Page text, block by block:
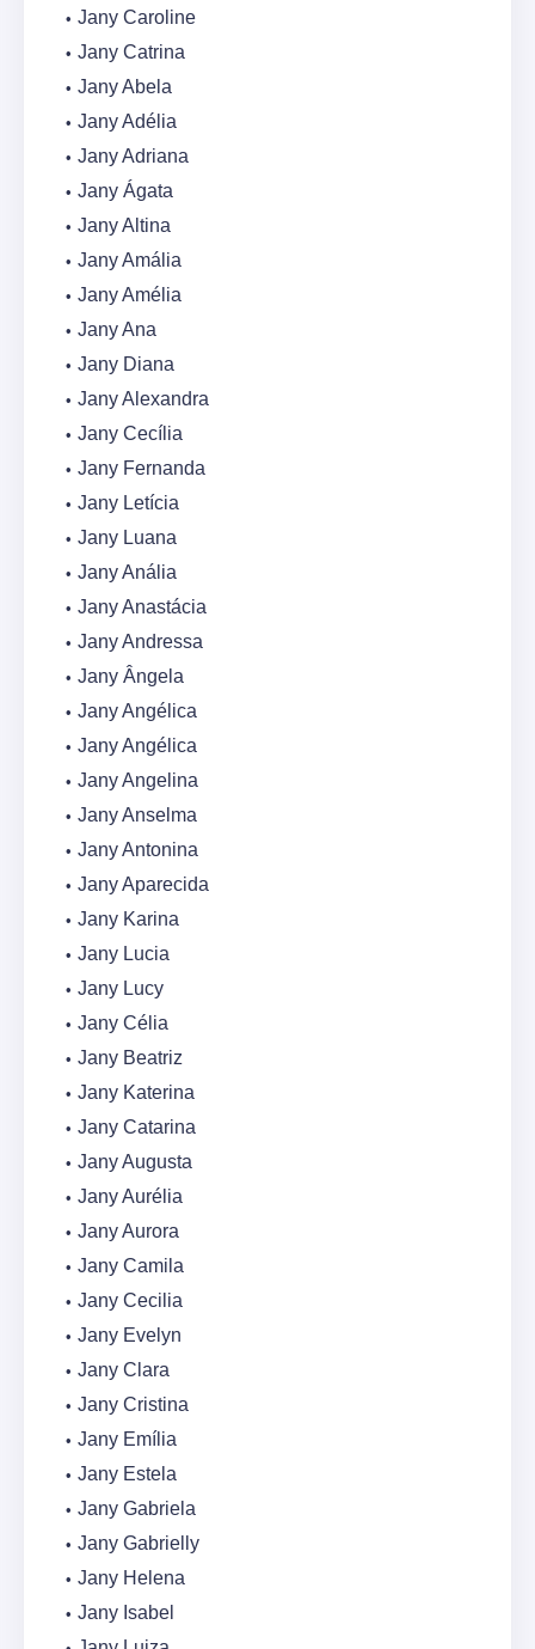
Jany Caroline
Jany Catrina
Jany Abela
Jany Adélia
Jany Adriana
Jany Ágata
Jany Altina
Jany Amália
Jany Amélia
Jany Ana
Jany Diana
Jany Alexandra
Jany Cecília
Jany Fernanda
Jany Letícia
Jany Luana
Jany Anália
Jany Anastácia
Jany Andressa
Jany Ângela
Jany Angélica
Jany Angélica
Jany Angelina
Jany Anselma
Jany Antonina
Jany Aparecida
Jany Karina
Jany Lucia
Jany Lucy
Jany Célia
Jany Beatriz
Jany Katerina
Jany Catarina
Jany Augusta
Jany Aurélia
Jany Aurora
Jany Camila
Jany Cecilia
Jany Evelyn
Jany Clara
Jany Cristina
Jany Emília
Jany Estela
Jany Gabriela
Jany Gabrielly
Jany Helena
Jany Isabel